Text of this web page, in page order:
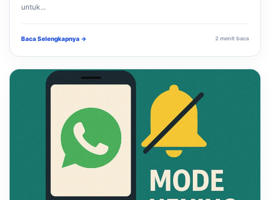
untuk...
Baca Selengkapnya → 2 menit baca